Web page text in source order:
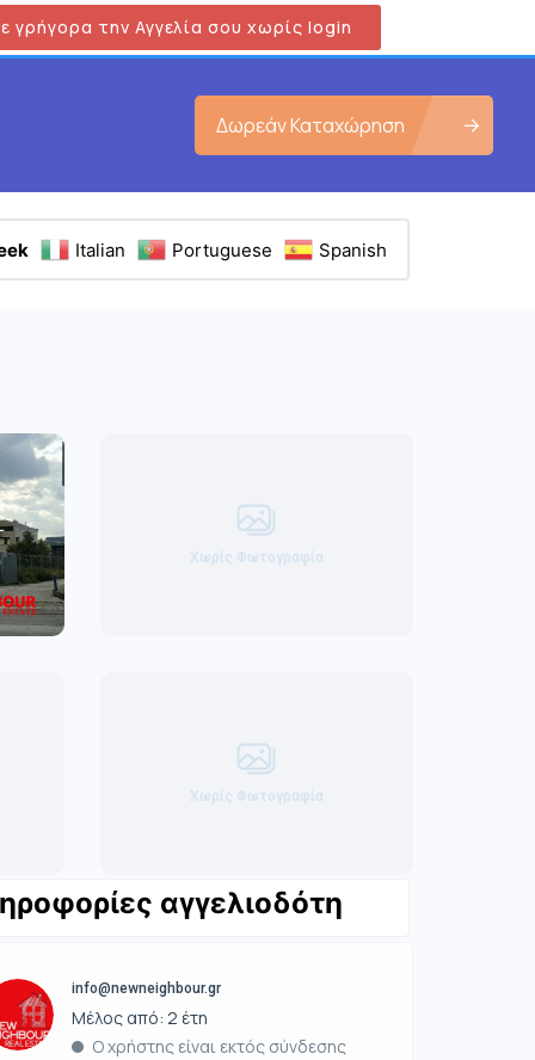
γρήγορα την Αγγελία σου χωρίς login
Δωρεάν Καταχώρηση
Italian Portuguese Spanish
Χωρίς Φωτογραφία
Χωρίς Φωτογραφία
αγγελιοδότη
info@newneighbour.gr
Μέλος από: 2 έτη
Ο χρήστης είναι εκτός σύνδεσης